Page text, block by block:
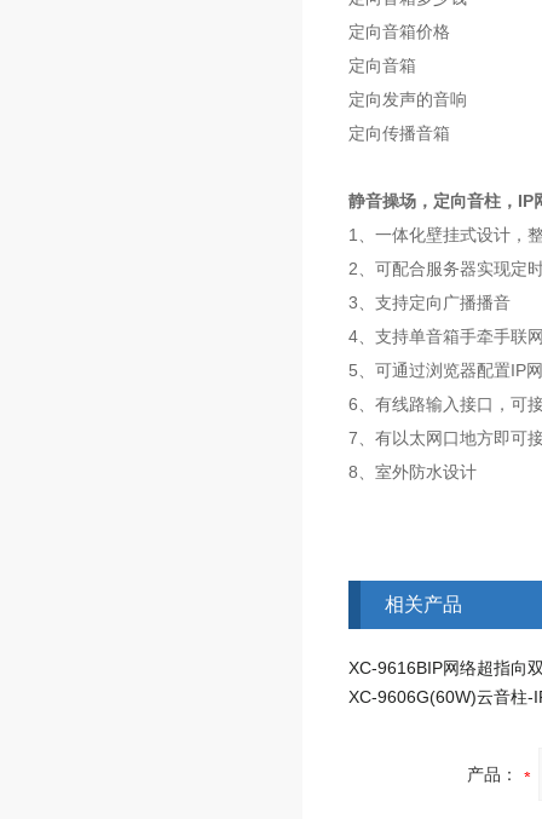
定向音箱价格
定向音箱
定向发声的音响
定向传播音箱
静音操场，定向音柱，IP
1、一体化壁挂式设计，
2、可配合服务器实现定
3、支持定向广播播音
4、支持单音箱手牵手联
5、可通过浏览器配置IP
6、有线路输入接口，可
7、有以太网口地方即可
8、室外防水设计
相关产品
XC-9616BIP网络超指向
产品：